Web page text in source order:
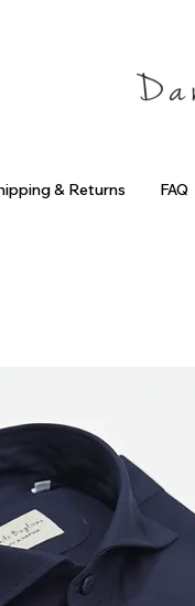
& Returns FAQ